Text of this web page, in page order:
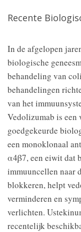
Recente
In de afgelopen
biologische
behandeling van
behandelingen
van het
Vedolizumab is een
goedgekeurde
een monoklonaal
α4β7, een eiwit dat
immuuncellen naar
blokkeren, helpt
verminderen en
verlichten.
recentelijk